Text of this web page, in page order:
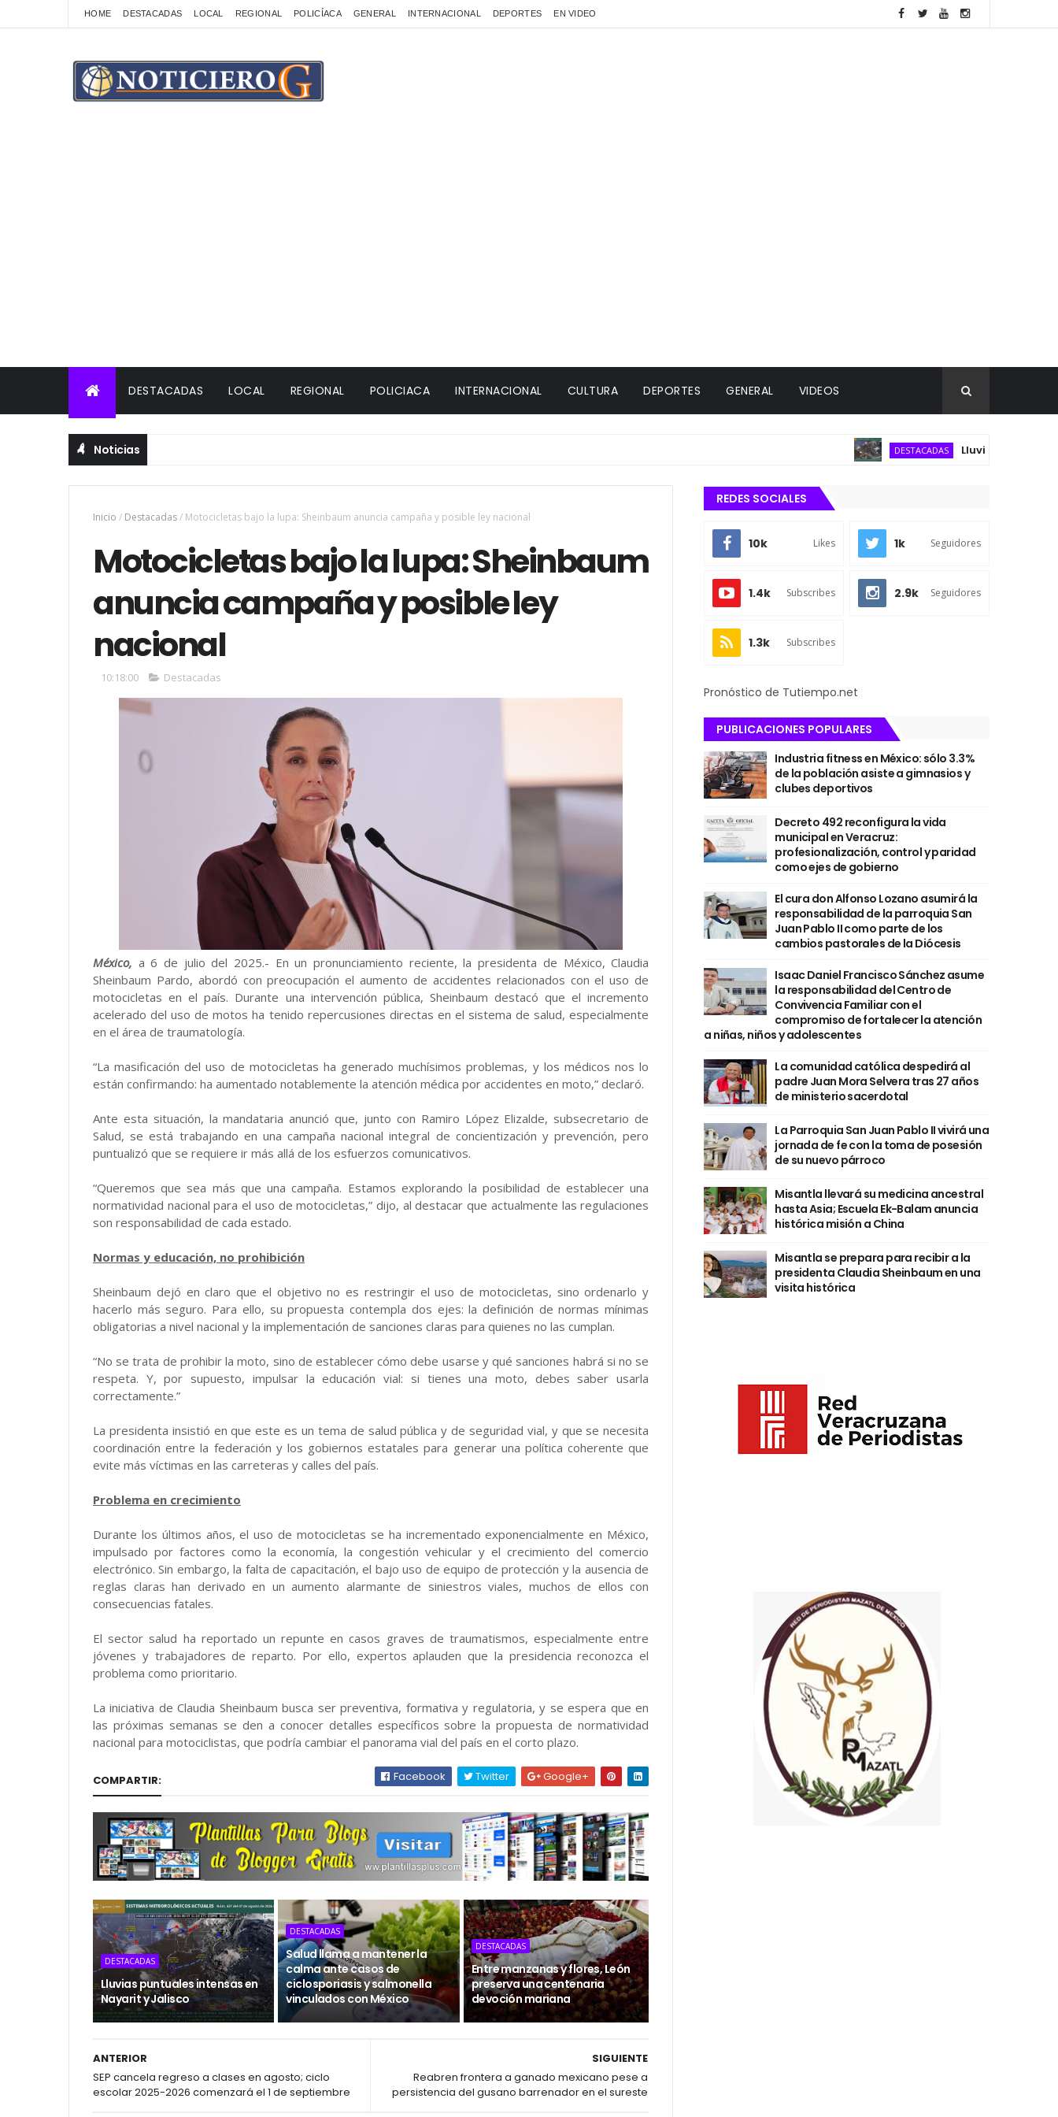
HOME DESTACADAS LOCAL REGIONAL POLICÍACA GENERAL INTERNACIONAL DEPORTES EN VIDEO
DESTACADAS LOCAL REGIONAL POLICIACA INTERNACIONAL CULTURA DEPORTES GENERAL VIDEOS
Noticias DESTACADAS Lluvias puntuales
Inicio / Destacadas/ Motocicletas bajo la lupa: Sheinbaum anuncia campaña y posible ley nacional
Motocicletas bajo la lupa: Sheinbaum
anuncia campaña y posible ley
nacional
10:18:00 Destacadas
México, a 6 de julio del 2025.- En un pronunciamiento reciente, la presidenta de México, Claudia
Sheinbaum Pardo, abordó con preocupación el aumento de accidentes relacionados con el uso de
motocicletas en el país. Durante una intervención pública, Sheinbaum destacó que el incremento
acelerado del uso de motos ha tenido repercusiones directas en el sistema de salud, especialmente
en el área de traumatología.
“La masificación del uso de motocicletas ha generado muchísimos problemas, y los médicos nos lo
están confirmando: ha aumentado notablemente la atención médica por accidentes en moto,” declaró.
Ante esta situación, la mandataria anunció que, junto con Ramiro López Elizalde, subsecretario de
Salud, se está trabajando en una campaña nacional integral de concientización y prevención, pero
puntualizó que se requiere ir más allá de los esfuerzos comunicativos.
“Queremos que sea más que una campaña. Estamos explorando la posibilidad de establecer una
normatividad nacional para el uso de motocicletas,” dijo, al destacar que actualmente las regulaciones
son responsabilidad de cada estado.
Normas y educación, no prohibición
Sheinbaum dejó en claro que el objetivo no es restringir el uso de motocicletas, sino ordenarlo y
hacerlo más seguro. Para ello, su propuesta contempla dos ejes: la definición de normas mínimas
obligatorias a nivel nacional y la implementación de sanciones claras para quienes no las cumplan.
“No se trata de prohibir la moto, sino de establecer cómo debe usarse y qué sanciones habrá si no se
respeta. Y, por supuesto, impulsar la educación vial: si tienes una moto, debes saber usarla
correctamente.”
La presidenta insistió en que este es un tema de salud pública y de seguridad vial, y que se necesita
coordinación entre la federación y los gobiernos estatales para generar una política coherente que
evite más víctimas en las carreteras y calles del país.
Problema en crecimiento
Durante los últimos años, el uso de motocicletas se ha incrementado exponencialmente en México,
impulsado por factores como la economía, la congestión vehicular y el crecimiento del comercio
electrónico. Sin embargo, la falta de capacitación, el bajo uso de equipo de protección y la ausencia de
reglas claras han derivado en un aumento alarmante de siniestros viales, muchos de ellos con
consecuencias fatales.
El sector salud ha reportado un repunte en casos graves de traumatismos, especialmente entre
jóvenes y trabajadores de reparto. Por ello, expertos aplauden que la presidencia reconozca el
problema como prioritario.
La iniciativa de Claudia Sheinbaum busca ser preventiva, formativa y regulatoria, y se espera que en
las próximas semanas se den a conocer detalles específicos sobre la propuesta de normatividad
nacional para motociclistas, que podría cambiar el panorama vial del país en el corto plazo.
COMPARTIR: Facebook Twitter Google+
DESTACADAS
Lluvias puntuales intensas en
Nayarit y Jalisco
DESTACADAS
Salud llama a mantener la
calma ante casos de
ciclosporiasis y salmonella
vinculados con México
DESTACADAS
Entre manzanas y flores, León
preserva una centenaria
devoción mariana
SIGUIENTE
Reabren frontera a ganado mexicano pese a
persistencia del gusano barrenador en el sureste
ANTERIOR
SEP cancela regreso a clases en agosto; ciclo
escolar 2025-2026 comenzará el 1 de septiembre
REDES SOCIALES
10k Likes 1k Seguidores
1.4k Subscribes 2.9k Seguidores
1.3k Subscribes
Pronóstico de Tutiempo.net
PUBLICACIONES POPULARES
Industria fitness en México: sólo 3.3%
de la población asiste a gimnasios y
clubes deportivos
Decreto 492 reconfigura la vida
municipal en Veracruz:
profesionalización, control y paridad
como ejes de gobierno
El cura don Alfonso Lozano asumirá la
responsabilidad de la parroquia San
Juan Pablo II como parte de los
cambios pastorales de la Diócesis
Isaac Daniel Francisco Sánchez asume
la responsabilidad del Centro de
Convivencia Familiar con el
compromiso de fortalecer la atención
a niñas, niños y adolescentes
La comunidad católica despedirá al
padre Juan Mora Selvera tras 27 años
de ministerio sacerdotal
La Parroquia San Juan Pablo II vivirá una
jornada de fe con la toma de posesión
de su nuevo párroco
Misantla llevará su medicina ancestral
hasta Asia; Escuela Ek-Balam anuncia
histórica misión a China
Misantla se prepara para recibir a la
presidenta Claudia Sheinbaum en una
visita histórica